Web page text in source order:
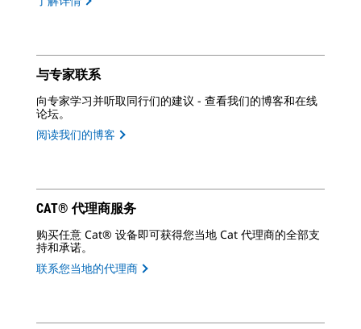
与专家联系
向专家学习并听取同行们的建议 - 查看我们的博客和在线
论坛。
阅读我们的博客
CAT® 代理商服务
购买任意 Cat® 设备即可获得您当地 Cat 代理商的全部支
持和承诺。
联系您当地的代理商